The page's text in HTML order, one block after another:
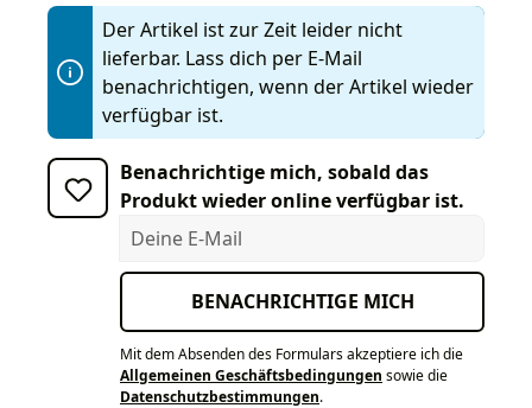
Der Artikel ist zur Zeit leider nicht
lieferbar. Lass dich per E-Mail
benachrichtigen, wenn der Artikel wieder
verfügbar ist.
Benachrichtige mich, sobald das
Produkt wieder online verfügbar ist.
Deine E-Mail
BENACHRICHTIGE MICH
Mit dem Absenden des Formulars akzeptiere ich die
Allgemeinen Geschäftsbedingungen sowie die
Datenschutzbestimmungen.